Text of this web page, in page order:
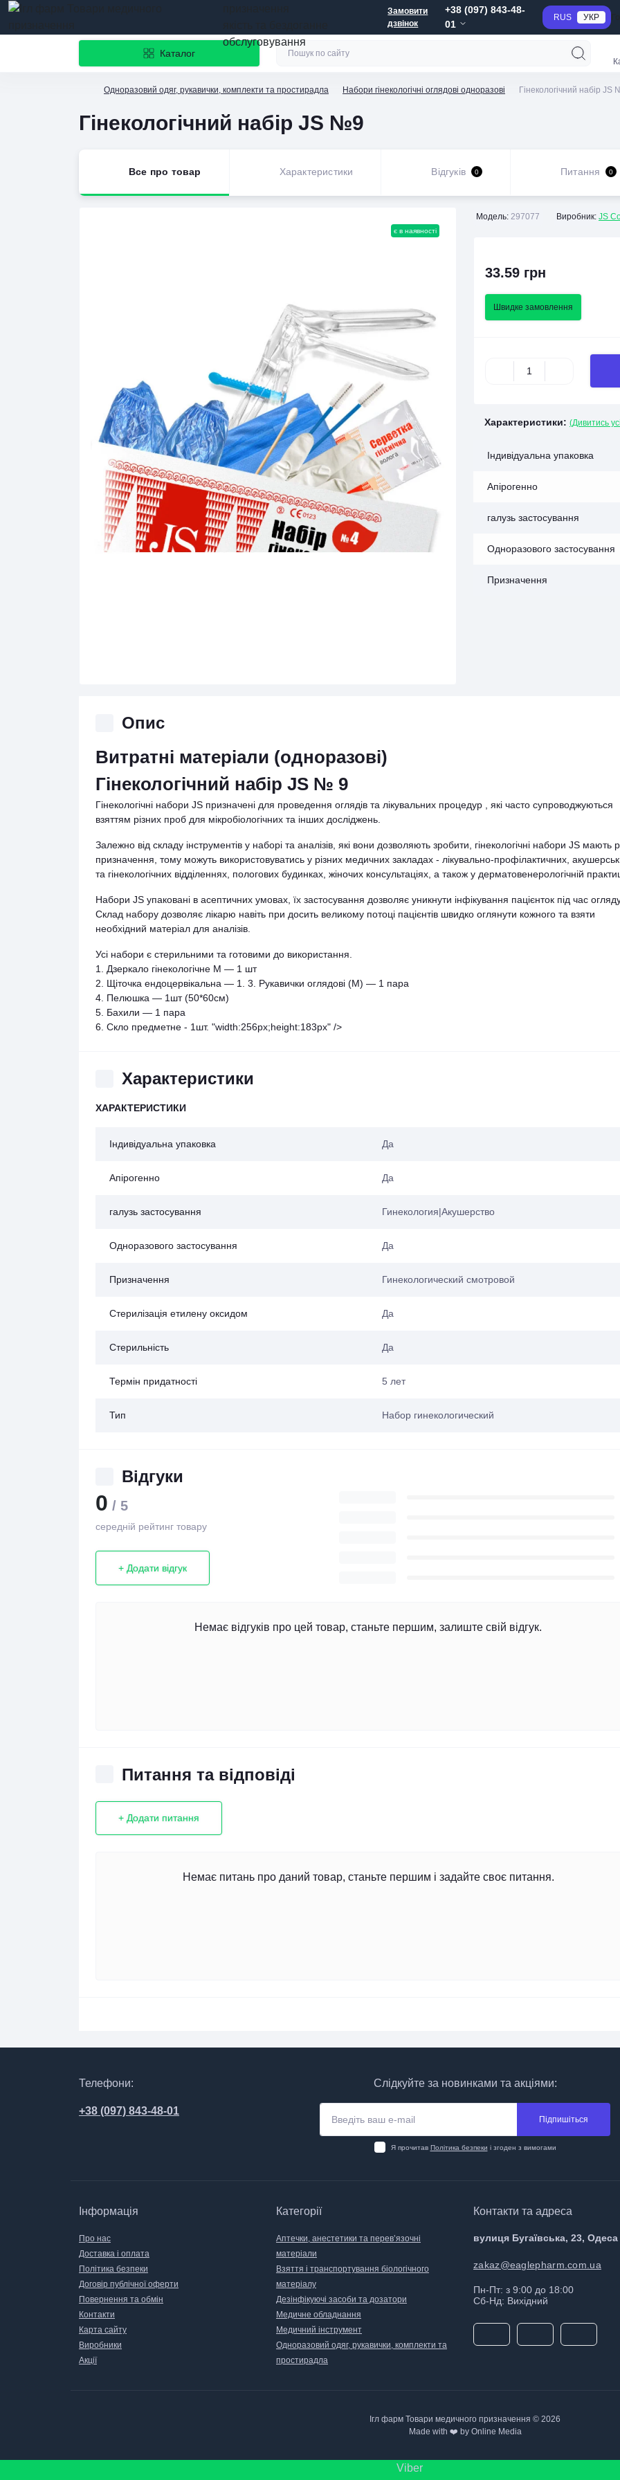
обслуговування
Замовити
дзвінок
+38 (097) 843-48-
01
RUS УКР
Каталог
Одноразовий одяг, рукавички, комплекти та простирадла Набори гінекологічні оглядові одноразові Гінекологічний набір JS
Гінекологічний набір JS №9
Все про товар Характеристики Відгуків 0 Питання 0
є в наявності
Модель: 297077 Виробник: JS
33.59 грн
Швидке замовлення
Характеристики: (Дивитись
Індивідуальна упаковка
Апірогенно
галузь застосування
Одноразового застосування
Призначення
Опис
Витратні матеріали (одноразові)
Гінекологічний набір JS № 9
Гінекологічні набори JS призначені для проведення оглядів та лікувальних процедур , які часто супроводжуються
взяттям різних проб для мікробіологічних та інших досліджень.
Залежно від складу інструментів у наборі та аналізів, які вони дозволяють зробити, гінекологічні набори JS мають
призначення, тому можуть використовуватись у різних медичних закладах - лікувально-профілактичних,
та гінекологічних відділеннях, пологових будинках, жіночих консультаціях, а також у дерматовенерологічній
Набори JS упаковані в асептичних умовах, їх застосування дозволяє уникнути інфікування пацієнток під час
Склад набору дозволяє лікарю навіть при досить великому потоці пацієнтів швидко оглянути кожного та взяти
необхідний матеріал для аналізів.
Усі набори є стерильними та готовими до використання.
1. Дзеркало гінекологічне М ― 1 шт
2. Щіточка ендоцервікальна ― 1. 3. Рукавички оглядові (М) ― 1 пара
4. Пелюшка ― 1шт (50*60см)
5. Бахили ― 1 пара
6. Скло предметне - 1шт. "width:256px;height:183px" />
Характеристики
ХАРАКТЕРИСТИКИ
Індивідуальна упаковка Да
Апірогенно Да
галузь застосування Гинекология|Акушерство
Одноразового застосування Да
Призначення Гинекологический смотровой
Стерилізація етилену оксидом Да
Стерильність Да
Термін придатності 5 лет
Тип Набор гинекологический
Відгуки
0 / 5
середній рейтинг товару
+ Додати відгук
Немає відгуків про цей товар, станьте першим, залиште свій відгук.
Питання та відповіді
+ Додати питання
Немає питань про даний товар, станьте першим і задайте своє питання.
Телефони:
+38 (097) 843-48-01
Слідкуйте за новинками та акціями:
Підпишіться
Я прочитав Політика безпеки і згоден з вимогами
Інформація
Про нас
Доставка і оплата
Політика безпеки
Договір публічної оферти
Повернення та обмін
Контакти
Карта сайту
Виробники
Акції
Категорії
Аптечки, анестетики та перев’язочні
матеріали
Взяття і транспортування біологічного
матеріалу
Дезінфікуючі засоби та дозатори
Медичне обладнання
Медичний інструмент
Одноразовий одяг, рукавички, комплекти та
простирадла
Контакти та адреса
вулиця Бугаївська, 23, Одеса
zakaz@eaglepharm.com.ua
Пн-Пт: з 9:00 до 18:00
Сб-Нд: Вихідний
Ігл фарм Товари медичного призначення © 2026
Made with ❤️ by Online Media
Viber